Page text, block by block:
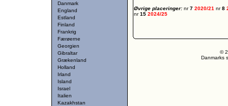
Danmark
England
Estland
Finland
Frankrig
Færøerne
Georgien
Gibraltar
Grækenland
Holland
Irland
Island
Israel
Italien
Kazakhstan
Øvrige placeringer: nr7 2020/21 nr8
nr15 2024/25
©
Danmarks